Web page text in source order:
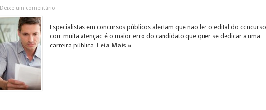
Deixe um comentário
Especialistas em concursos públicos alertam que não ler o edital do concurso
com muita atenção é o maior erro do candidato que quer se dedicar a uma
carreira pública. Leia Mais »